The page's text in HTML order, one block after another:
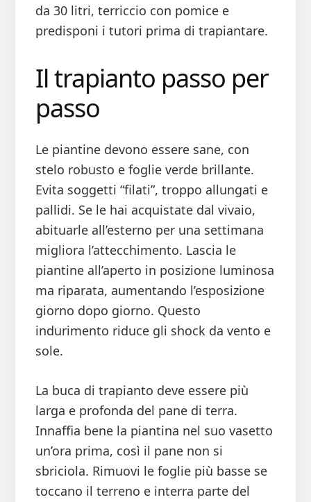
da 30 litri, terriccio con pomice e
predisponi i tutori prima di trapiantare.
Il trapianto passo per
passo
Le piantine devono essere sane, con
stelo robusto e foglie verde brillante.
Evita soggetti “filati”, troppo allungati e
pallidi. Se le hai acquistate dal vivaio,
abituarle all’esterno per una settimana
migliora l’attecchimento. Lascia le
piantine all’aperto in posizione luminosa
ma riparata, aumentando l’esposizione
giorno dopo giorno. Questo
indurimento riduce gli shock da vento e
sole.
La buca di trapianto deve essere più
larga e profonda del pane di terra.
Innaffia bene la piantina nel suo vasetto
un’ora prima, così il pane non si
sbriciola. Rimuovi le foglie più basse se
toccano il terreno e interra parte del